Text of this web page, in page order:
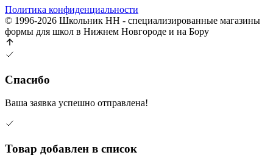
Политика конфиденциальности
© 1996-2026 Школьник НН - специализированные магазины
формы для школ в Нижнем Новгороде и на Бору
Спасибо
Ваша заявка успешно отправлена!
Товар добавлен в список